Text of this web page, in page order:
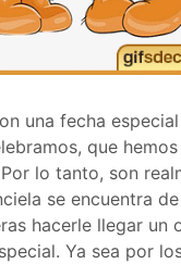
una fecha
que
lo tanto, son
se encuentra
hacerle llegar un
Ya sea por